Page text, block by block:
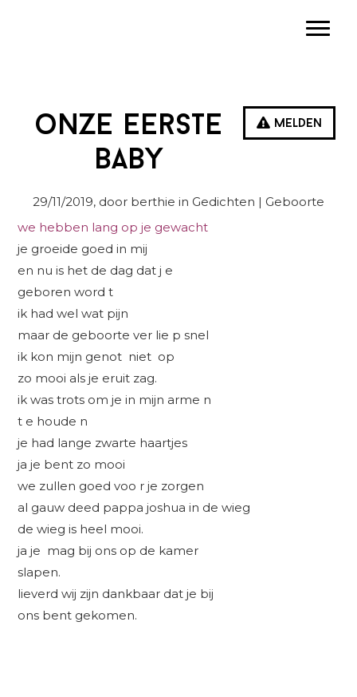
Melden
onze eerste
baby
29/11/2019, door berthie in Gedichten | Geboorte
we hebben lang op je gewacht
je groeide goed in mij
en nu is het de dag dat j e
geboren word t
ik had wel wat pijn
maar de geboorte ver lie p snel
ik kon mijn genot niet op
zo mooi als je eruit zag.
ik was trots om je in mijn arme n
t e houde n
je had lange zwarte haartjes
ja je bent zo mooi
we zullen goed voo r je zorgen
al gauw deed pappa joshua in de wieg
de wieg is heel mooi.
ja je mag bij ons op de kamer
slapen.
lieverd wij zijn dankbaar dat je bij
ons bent gekomen.